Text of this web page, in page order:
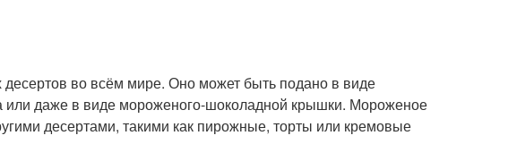
во всём мире. Оно может быть подано в виде
или даже в виде мороженого-шоколадной крышки. Мороженое
десертами, такими как пирожные, торты или кремовые